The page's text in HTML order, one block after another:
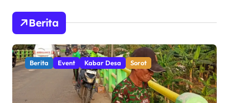
Berita
Berita Event Kabar Desa Sorot